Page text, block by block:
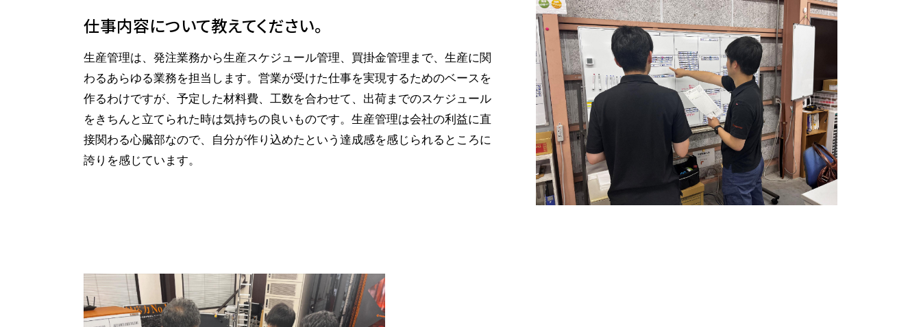
仕事内容について教えてください。
生産管理は、発注業務から生産スケジュール管理、買掛金管理まで、生産に関
わるあらゆる業務を担当します。営業が受けた仕事を実現するためのベースを
作るわけですが、予定した材料費、工数を合わせて、出荷までのスケジュール
をきちんと立てられた時は気持ちの良いものです。生産管理は会社の利益に直
接関わる心臓部なので、自分が作り込めたという達成感を感じられるところに
誇りを感じています。